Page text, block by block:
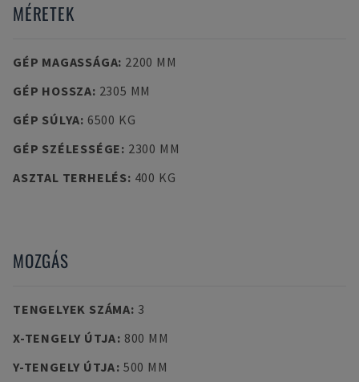
MÉRETEK
GÉP MAGASSÁGA: 2200 MM
GÉP HOSSZA: 2305 MM
GÉP SÚLYA: 6500 KG
GÉP SZÉLESSÉGE: 2300 MM
ASZTAL TERHELÉS: 400 KG
MOZGÁS
TENGELYEK SZÁMA: 3
X-TENGELY ÚTJA: 800 MM
Y-TENGELY ÚTJA: 500 MM